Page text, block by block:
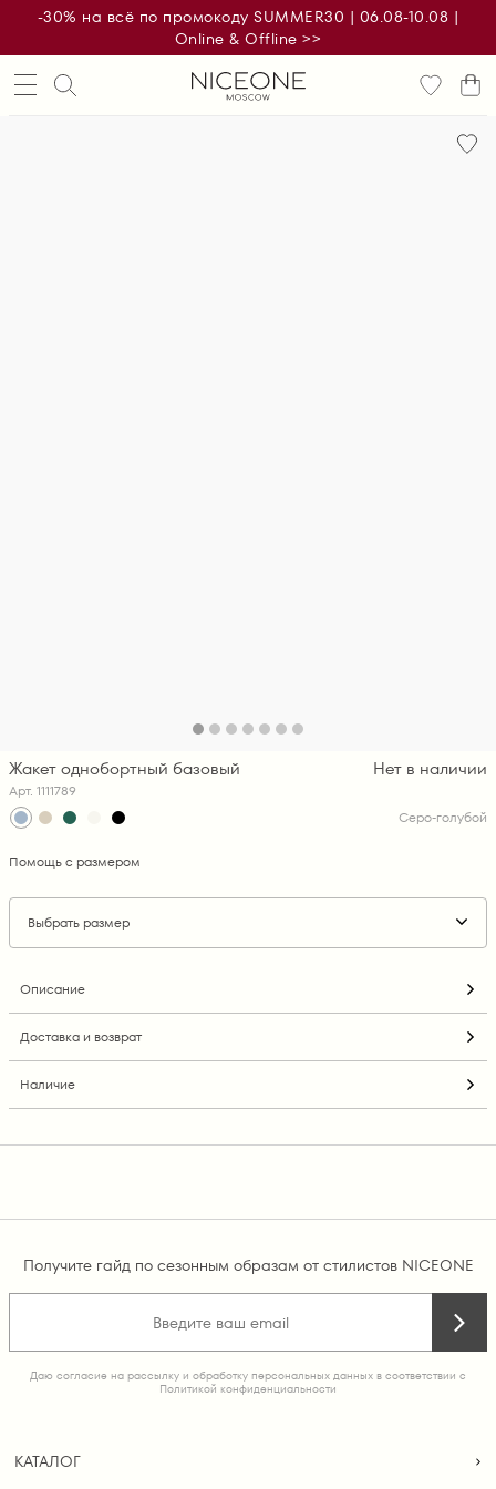
-30% на всё по промокоду SUMMER30 | 06.08-10.08 |
Online & Offline >>
Жакет однобортный базовый
Арт. 1111789
Нет в наличии
Серо-голубой
Помощь с размером
Выбрать размер
Описание
Доставка и возврат
Наличие
Получите гайд по сезонным образам от стилистов NICEONE
Даю согласие на рассылку и обработку персональных данных в соответствии с
Политикой конфиденциальности
КАТАЛОГ